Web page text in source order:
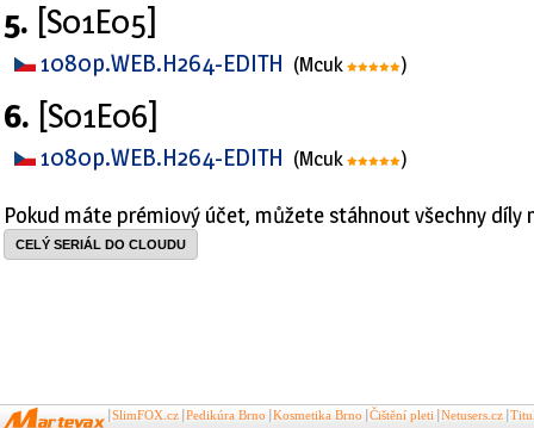
5. [S01E05]
1080p.WEB.H264-EDITH (Mcuk )
6. [S01E06]
1080p.WEB.H264-EDITH (Mcuk )
Pokud máte prémiový účet, můžete stáhnout všechny díly
CELÝ SERIÁL DO CLOUDU
SlimFOX.cz Pedikúra Brno Kosmetika Brno Čištění pleti Netusers.cz